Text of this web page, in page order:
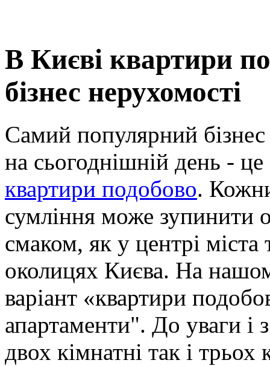
В Києві квартири
бізнес нерухомості
Самий популярний бізнес
на сьогоднішній день -
квартири подобово.
сумління може зупинити
смаком, як у центрі
околицях Києва. На
варіант «квартири
апартаменти". До уваги і
двох кімнатні так і трьох